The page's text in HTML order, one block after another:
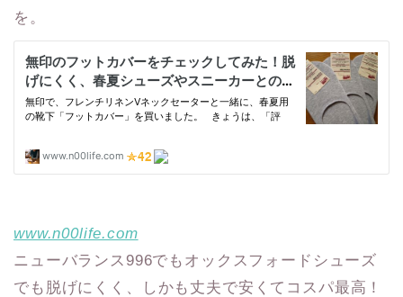
を。
www.n00life.com
ニューバランス996でもオックスフォードシューズ
でも脱げにくく、しかも丈夫で安くてコスパ最高！